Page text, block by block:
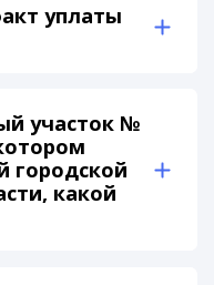
уплаты
участок №
городской
какой